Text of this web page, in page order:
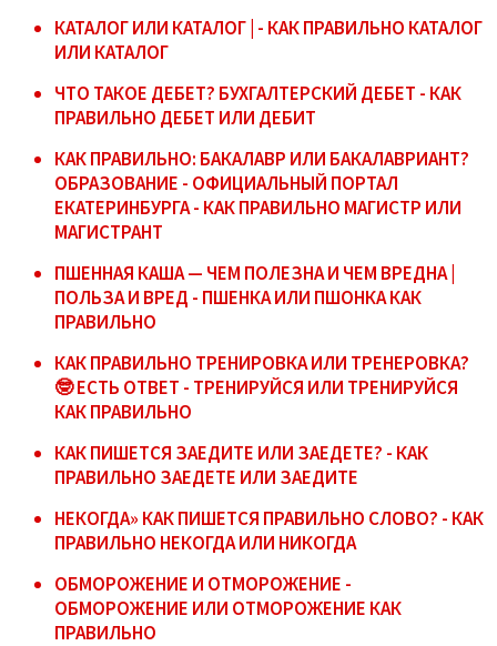
КАТАЛОГ ИЛИ КАТАЛОГ | - КАК ПРАВИЛЬНО КАТАЛОГ
ИЛИ КАТАЛОГ
ЧТО ТАКОЕ ДЕБЕТ? БУХГАЛТЕРСКИЙ ДЕБЕТ - КАК
ПРАВИЛЬНО ДЕБЕТ ИЛИ ДЕБИТ
КАК ПРАВИЛЬНО: БАКАЛАВР ИЛИ БАКАЛАВРИАНТ?
ОБРАЗОВАНИЕ - ОФИЦИАЛЬНЫЙ ПОРТАЛ
ЕКАТЕРИНБУРГА - КАК ПРАВИЛЬНО МАГИСТР ИЛИ
МАГИСТРАНТ
ПШЕННАЯ КАША — ЧЕМ ПОЛЕЗНА И ЧЕМ ВРЕДНА |
ПОЛЬЗА И ВРЕД - ПШЕНКА ИЛИ ПШОНКА КАК
ПРАВИЛЬНО
КАК ПРАВИЛЬНО ТРЕНИРОВКА ИЛИ ТРЕНЕРОВКА?
🤓 ЕСТЬ ОТВЕТ - ТРЕНИРУЙСЯ ИЛИ ТРЕНИРУЙСЯ
КАК ПРАВИЛЬНО
КАК ПИШЕТСЯ ЗАЕДИТЕ ИЛИ ЗАЕДЕТЕ? - КАК
ПРАВИЛЬНО ЗАЕДЕТЕ ИЛИ ЗАЕДИТЕ
НЕКОГДА» КАК ПИШЕТСЯ ПРАВИЛЬНО СЛОВО? - КАК
ПРАВИЛЬНО НЕКОГДА ИЛИ НИКОГДА
ОБМОРОЖЕНИЕ И ОТМОРОЖЕНИЕ -
ОБМОРОЖЕНИЕ ИЛИ ОТМОРОЖЕНИЕ КАК
ПРАВИЛЬНО